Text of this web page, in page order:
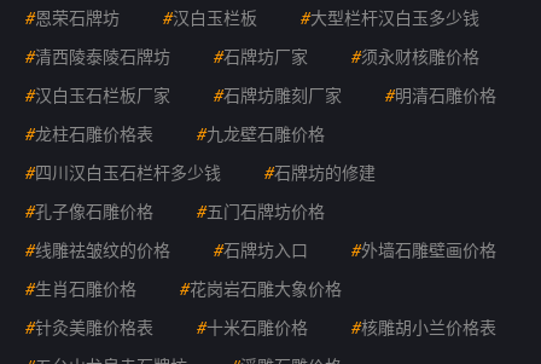
#恩荣石牌坊 #汉白玉栏板 #大型栏杆汉白玉多少钱
#清西陵泰陵石牌坊 #石牌坊厂家 #须永财核雕价格
#汉白玉石栏板厂家 #石牌坊雕刻厂家 #明清石雕价格
#龙柱石雕价格表 #九龙壁石雕价格
#四川汉白玉石栏杆多少钱 #石牌坊的修建
#孔子像石雕价格 #五门石牌坊价格
#线雕祛皱纹的价格 #石牌坊入口 #外墙石雕壁画价格
#生肖石雕价格 #花岗岩石雕大象价格
#针灸美雕价格表 #十米石雕价格 #核雕胡小兰价格表